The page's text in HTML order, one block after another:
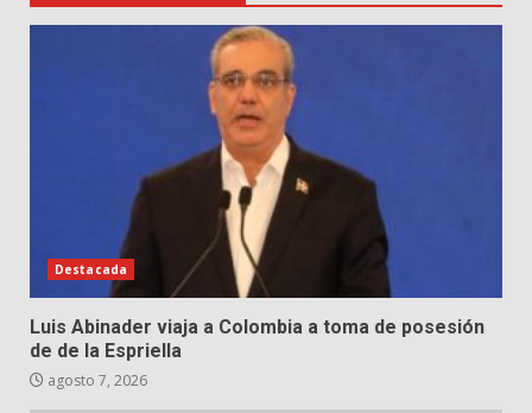
Destacada
Luis Abinader viaja a Colombia a toma de posesión
de de la Espriella
agosto 7, 2026